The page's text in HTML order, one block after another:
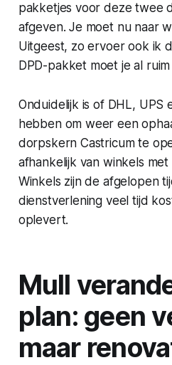
pakketjes voor deze twee
afgeven. Je moet nu naar
Uitgeest, zo ervoer ook ik
DPD-pakket moet je al
Onduidelijk is of DHL, UPS
hebben om weer een
dorpskern Castricum te
afhankelijk van winkels
Winkels zijn de afgelopen
dienstverlening veel tijd
oplevert.
Mull
plan: geen
maar